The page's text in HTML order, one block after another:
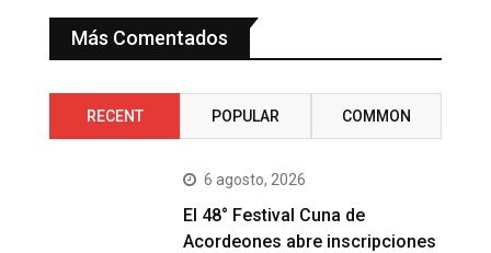
Más Comentados
RECENT POPULAR COMMON
6 agosto, 2026
El 48° Festival Cuna de
Acordeones abre inscripciones